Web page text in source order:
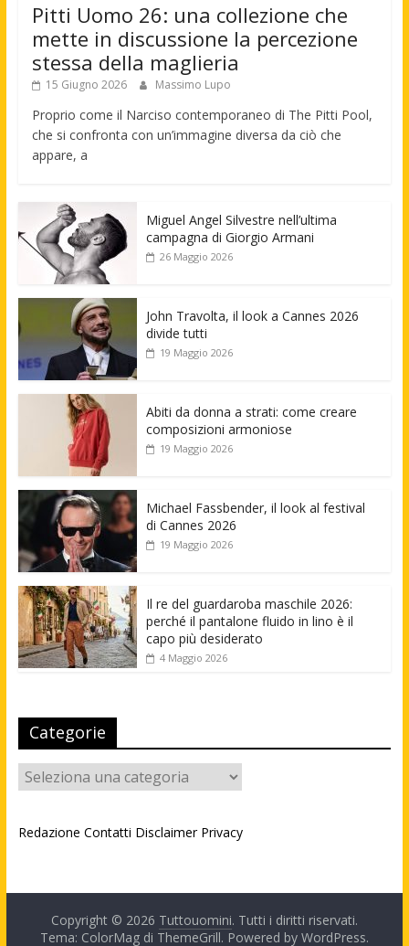
Pitti Uomo 26: una collezione che
mette in discussione la percezione
stessa della maglieria
15 Giugno 2026 Massimo Lupo
Proprio come il Narciso contemporaneo di The Pitti Pool,
che si confronta con un’immagine diversa da ciò che
appare, a
Miguel Angel Silvestre nell’ultima
campagna di Giorgio Armani
26 Maggio 2026
John Travolta, il look a Cannes 2026
divide tutti
19 Maggio 2026
Abiti da donna a strati: come creare
composizioni armoniose
19 Maggio 2026
Michael Fassbender, il look al festival
di Cannes 2026
19 Maggio 2026
Il re del guardaroba maschile 2026:
perché il pantalone fluido in lino è il
capo più desiderato
4 Maggio 2026
Categorie
Categorie
Redazione Contatti Disclaimer Privacy
Copyright © 2026 Tuttouomini. Tutti i diritti riservati.
Tema: ColorMag di ThemeGrill. Powered by WordPress.